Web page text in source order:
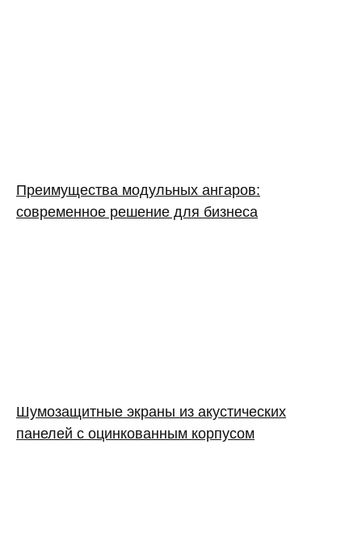
Преимущества модульных ангаров:
современное решение для бизнеса
Шумозащитные экраны из акустических
панелей с оцинкованным корпусом